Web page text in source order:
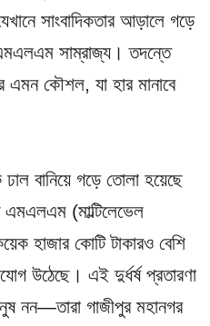
সাংবাদিকতার আড়ালে গড়ে
সাম্রাজ্য। তদন্তে
এমন কৌশল, যা হার মানাবে
ঢাল বানিয়ে গড়ে তোলা হয়েছে
(মাল্টিলেভেল
হাজার কোটি টাকারও বেশি
উঠেছে। এই দুর্ধর্ষ প্রতারণা
নন—তারা গাজীপুর মহানগর